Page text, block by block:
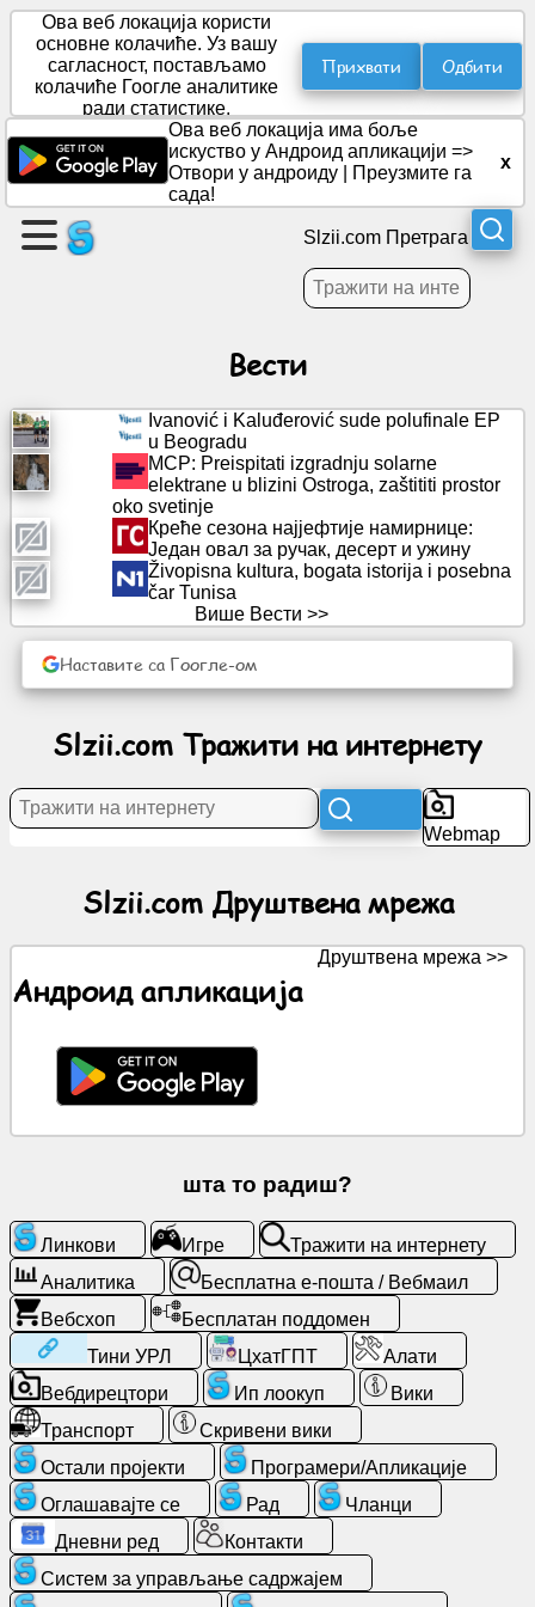
Направите
страницу
Креирајте
групу
Забава
мрежа
Вести
Бесплатне
ЦхатГПТ
Вики
Тражити
Бесплатна
Аналитика
Вебсхоп
Програмери/
Апликације
Алати
Рад
Вебдирецтори
Ова веб локација користи
основне колачиће. Уз вашу
сагласност, постављамо
колачиће Гоогле аналитике
ради статистике.
Прихвати Одбити
Ова веб локација има боље
искуство у Андроид апликацији =>
Отвори у андроиду
Преузмите га
сада!
x
Slzii.com Претрага
Вести
Ivanović i Kaluđerović sude polufinale EP
u Beogradu
MCP: Preispitati izgradnju solarne
elektrane u blizini Ostroga, zaštititi prostor
oko svetinje
Креће сезона најјефтије намирнице:
Један овал за ручак, десерт и ужину
Živopisna kultura, bogata istorija i posebna
čar Tunisa
Више Вести >>
Наставите са Гоогле-ом
Slzii.com Тражити на интернету
Webmap
Slzii.com Друштвена мрежа
Андроид апликација
Друштвена мрежа >>
шта то радиш?
Линкови Игре
Тражити на интернету
Аналитика
Бесплатна е-пошта / Вебмаил
Вебсхоп
Бесплатан поддомен
Тини УРЛ
ЦхатГПТ
Алати
Вебдирецтори
Ип лоокуп
Вики
Транспорт
Скривени вики
Остали пројекти
Програмери/Апликације
Оглашавајте се
Рад
Чланци
Дневни ред
Контакти
Систем за управљање садржајем